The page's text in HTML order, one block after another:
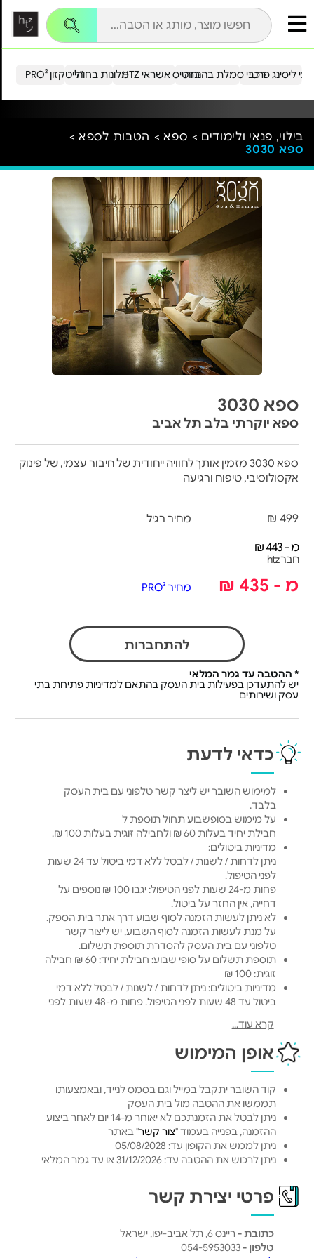
הייטקזון PRO²מלונות בחו"ל כרטיס אשראי HTZ ליסינג פרטירכבי סמלת בהנחה
בילוי, פנאי ולימודים > ספא > הטבות לספא >
ספא 3030
ספא 3030
ספא יוקרתי בלב תל אביב
ספא 3030 מזמין אותך לחוויה ייחודית של חיבור עצמי, של פינוק
אקסולוסיבי, טיפוח ורגיעה
499 ₪ מחיר רגיל
מ - 443 ₪
חבר htz
מ - 435 ₪ מחיר PRO²
להתחברות
* ההטבה עד גמר המלאי
יש להתעדכן בפעילות בית העסק בהתאם למדיניות פתיחת בתי
עסק ושירותים
כדאי לדעת
למימוש השובר יש ליצר קשר טלפוני עם בית העסק
בלבד.
על מימוש בסופשבוע תחול תוספת ל
חבילת יחיד בעלות 60 ₪ ולחבילה זוגית בעלות 100 ₪.
מדיניות ביטולים:
ניתן לדחות / לשנות / לבטל ללא דמי ביטול עד 24 שעות
לפני הטיפול.
פחות מ-24 שעות לפני הטיפול: יגבו 100 ₪ נוספים על
דחייה, אין החזר על ביטול.
לא ניתן לעשות הזמנה לסוף שבוע דרך אתר בית הספק.
על מנת לעשות הזמנה לסוף השבוע, יש ליצור קשר
טלפוני עם בית העסק להסדרת תוספת תשלום.
תוספת תשלום על סופי שבוע: חבילת יחיד: 60 ₪ חבילה
זוגית: 100 ₪
מדיניות ביטולים: ניתן לדחות / לשנות / לבטל ללא דמי
ביטול עד 48 שעות לפני הטיפול. פחות מ-48 שעות לפני
לא ניתן לעשות הזמנה לסוף שבוע דרך אתר בית הספק.
טלפוני עם בית העסק להסדרת תוספת תשלום.
Hotels, חבילת הלינה כוללת לילה אחד באמצע שבוע
בחדר מסוג סטנדרט.
ניתן לשדרג לסופשבוע או לסוויטה בתוספת 200 ₪.
ארוחת הבוקר מוגשת בבית קפה סמוך למלון ולספא.
קרא עוד...
אופן המימוש
קוד השובר יתקבל במייל וגם בסמס לנייד, ובאמצעותו
תממשו את ההטבה מול בית העסק
ניתן לבטל את הזמנתכם לא יאוחר מ-14 יום לאחר ביצוע
ההזמנה, בפנייה בעמוד "צור קשר" באתר
ניתן לממש את הקופון עד: 05/08/2028
ניתן לרכוש את ההטבה עד: 31/12/2026 או עד גמר המלאי
פרטי יצירת קשר
כתובת - ריינס 6, תל אביב-יפו, ישראל
טלפון -054-5953033